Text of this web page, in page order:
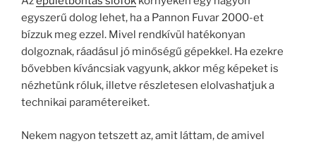
egyszerű dolog lehet, ha a Pannon Fuvar 2000-et
bízzuk meg ezzel. Mivel rendkívül hatékonyan
dolgoznak, ráadásul jó minőségű gépekkel. Ha ezekre
bővebben kíváncsiak vagyunk, akkor még képeket is
nézhetünk róluk, illetve részletesen elolvashatjuk a
technikai paramétereiket.
Nekem nagyon tetszett az, amit láttam, de amivel